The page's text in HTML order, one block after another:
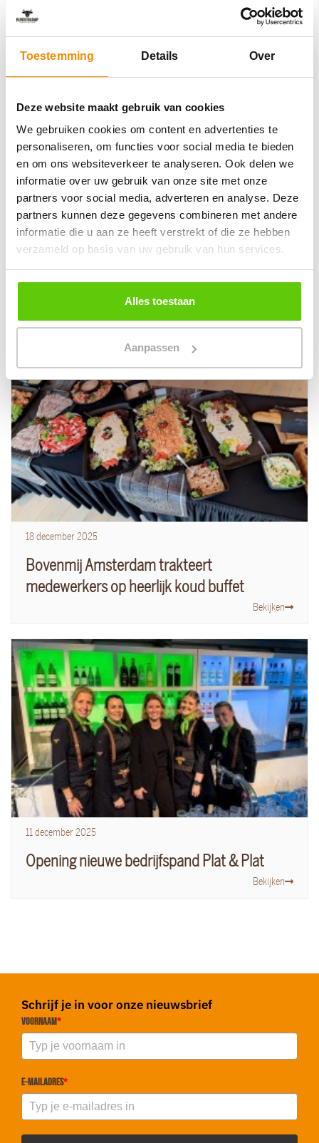
Toestemming Details Over
Deze website maakt gebruik van cookies
We gebruiken cookies om content en advertenties te
personaliseren, om functies voor social media te bieden
en om ons websiteverkeer te analyseren. Ook delen we
informatie over uw gebruik van onze site met onze
partners voor social media, adverteren en analyse. Deze
partners kunnen deze gegevens combineren met andere
informatie die u aan ze heeft verstrekt of die ze hebben
verzameld op basis van uw gebruik van hun services.
Alles toestaan
Aanpassen
Sfeerimpressie van andere klanten
ETB Cas Sombroek Volendam geniet van
18 december 2025
Bovenmij Amsterdam trakteert
medewerkers op heerlijk koud buffet
Bekijken
11 december 2025
Opening nieuwe bedrijfspand Plat & Plat
Bekijken
Schrijf je in voor onze nieuwsbrief
Voornaam*
E-mailadres*